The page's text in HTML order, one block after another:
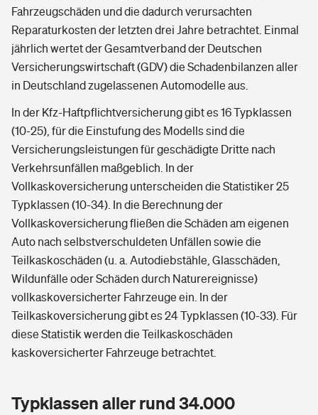
Fahrzeugschäden und die dadurch verursachten
Reparaturkosten der letzten drei Jahre betrachtet. Einmal
jährlich wertet der Gesamtverband der Deutschen
Versicherungswirtschaft (GDV) die Schadenbilanzen aller
in Deutschland zugelassenen Automodelle aus.
In der Kfz-Haftpflichtversicherung gibt es 16 Typklassen
(10-25), für die Einstufung des Modells sind die
Versicherungsleistungen für geschädigte Dritte nach
Verkehrsunfällen maßgeblich. In der
Vollkaskoversicherung unterscheiden die Statistiker 25
Typklassen (10-34). In die Berechnung der
Vollkaskoversicherung fließen die Schäden am eigenen
Auto nach selbstverschuldeten Unfällen sowie die
Teilkaskoschäden (u. a. Autodiebstähle, Glasschäden,
Wildunfälle oder Schäden durch Naturereignisse)
vollkaskoversicherter Fahrzeuge ein. In der
Teilkaskoversicherung gibt es 24 Typklassen (10-33). Für
diese Statistik werden die Teilkaskoschäden
kaskoversicherter Fahrzeuge betrachtet.
Typklassen aller rund 34.000